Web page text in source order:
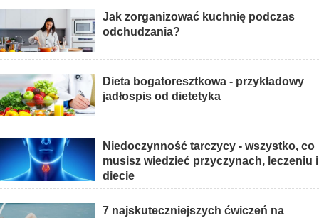
Jak zorganizować kuchnię podczas
odchudzania?
Dieta bogatoresztkowa - przykładowy
jadłospis od dietetyka
Niedoczynność tarczycy - wszystko, co
musisz wiedzieć przyczynach, leczeniu i
diecie
7 najskuteczniejszych ćwiczeń na